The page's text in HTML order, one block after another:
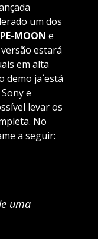
um dos
MOON e
estará
em alta
demo ja´está
e
levar os
No
a seguir:
uma